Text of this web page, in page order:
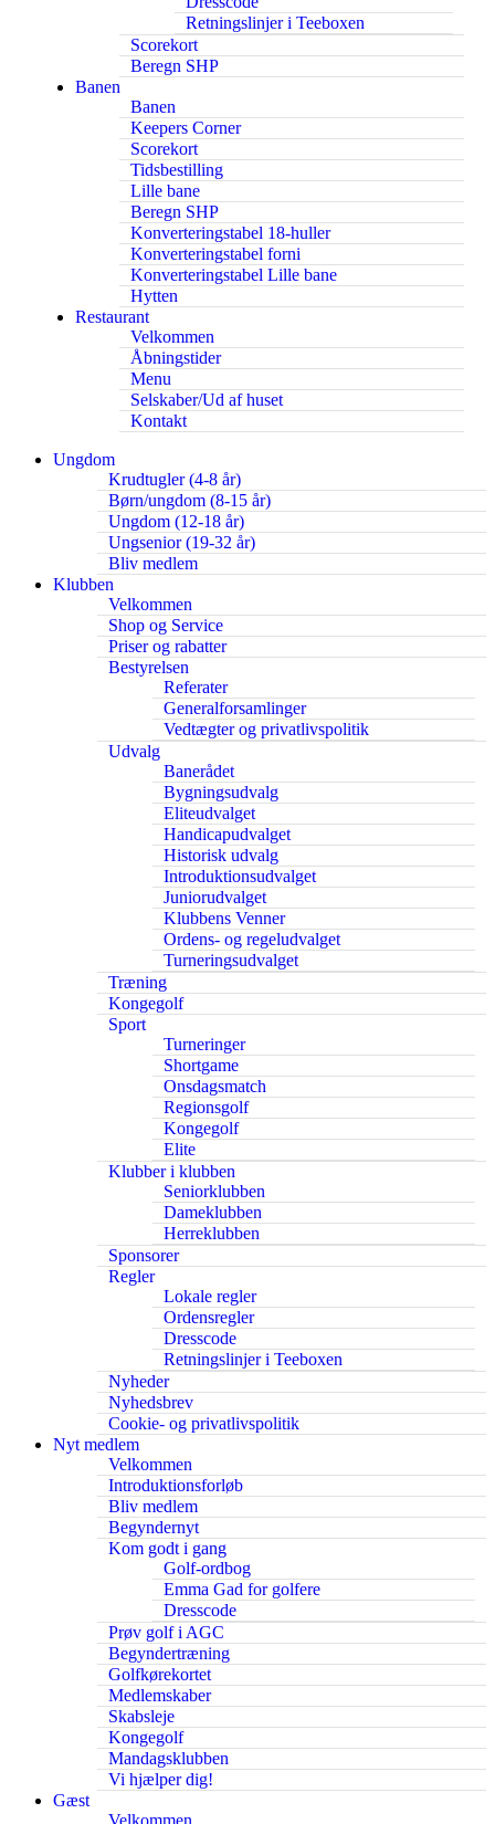
Retningslinjer i Teeboxen
Scorekort
Beregn SHP
Banen
Banen
Keepers Corner
Scorekort
Tidsbestilling
Lille bane
Beregn SHP
Konverteringstabel 18-huller
Konverteringstabel forni
Konverteringstabel Lille bane
Hytten
Restaurant
Velkommen
Åbningstider
Menu
Selskaber/Ud af huset
Kontakt
Ungdom
Krudtugler (4-8 år)
Børn/ungdom (8-15 år)
Ungdom (12-18 år)
Ungsenior (19-32 år)
Bliv medlem
Klubben
Velkommen
Shop og Service
Priser og rabatter
Bestyrelsen
Referater
Generalforsamlinger
Vedtægter og privatlivspolitik
Udvalg
Banerådet
Bygningsudvalg
Eliteudvalget
Handicapudvalget
Historisk udvalg
Introduktionsudvalget
Juniorudvalget
Klubbens Venner
Ordens- og regeludvalget
Turneringsudvalget
Træning
Kongegolf
Sport
Turneringer
Shortgame
Onsdagsmatch
Regionsgolf
Kongegolf
Elite
Klubber i klubben
Seniorklubben
Dameklubben
Herreklubben
Sponsorer
Regler
Lokale regler
Ordensregler
Dresscode
Retningslinjer i Teeboxen
Nyheder
Nyhedsbrev
Cookie- og privatlivspolitik
Nyt medlem
Velkommen
Introduktionsforløb
Bliv medlem
Begyndernyt
Kom godt i gang
Golf-ordbog
Emma Gad for golfere
Dresscode
Prøv golf i AGC
Begyndertræning
Golfkørekortet
Medlemskaber
Skabsleje
Kongegolf
Mandagsklubben
Vi hjælper dig!
Gæst
Velkommen